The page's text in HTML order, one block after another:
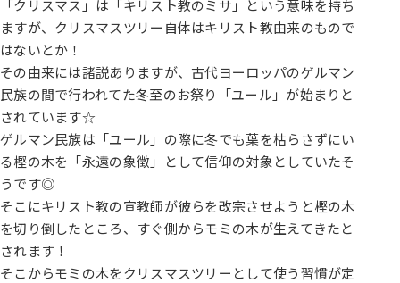
「クリスマス」は「キリスト教のミサ」という意味を持ち
ますが、クリスマスツリー自体はキリスト教由来のもので
はないとか！
その由来には諸説ありますが、古代ヨーロッパのゲルマン
民族の間で行われてた冬至のお祭り「ユール」が始まりと
されています☆
ゲルマン民族は「ユール」の際に冬でも葉を枯らさずにい
る樫の木を「永遠の象徴」として信仰の対象としていたそ
うです◎
そこにキリスト教の宣教師が彼らを改宗させようと樫の木
を切り倒したところ、すぐ側からモミの木が生えてきたと
されます！
そこからモミの木をクリスマスツリーとして使う習慣が定